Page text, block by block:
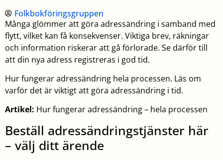
Folkbokföringsgruppen
Många glömmer att göra adressändring i samband med
flytt, vilket kan få konsekvenser. Viktiga brev, räkningar
och information riskerar att gå förlorade. Se därför till
att din nya adress registreras i god tid.
Hur fungerar adressändring hela processen. Läs om
varför det är viktigt att göra adressändring i tid.
Artikel: Hur fungerar adressändring – hela processen
Beställ adressändringstjänster här
– välj ditt ärende